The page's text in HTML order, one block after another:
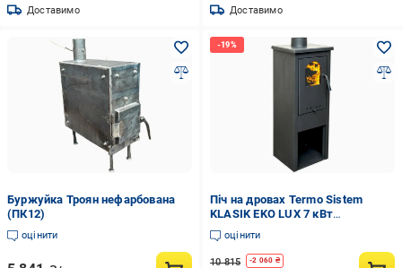
Доставимо Доставимо
Буржуйка Троян нефарбована
(ПК12)
оцінити
Піч на дровах Termo Sistem
KLASIK EKO LUX 7 кВт
опалювальна
оцінити
10 815 -2 060 ₴